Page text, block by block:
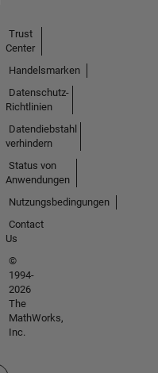
Trust
Center
Handelsmarken
Datenschutz-
Richtlinien
Datendiebstahl
verhindern
Status von
Anwendungen
Nutzungsbedingungen
Contact
Us
©
1994-
2026
The
MathWorks,
Inc.